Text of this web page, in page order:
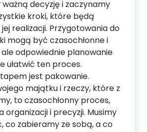
decyzję i zaczynamy
kroki, które będą
realizacji. Przygotowania do
mogą być czasochłonne i
odpowiednie planowanie
ułatwić ten proces.
jest pakowanie.
majątku i rzeczy, które z
to czasochłonny proces,
organizacji i precyzji. Musimy
co zabieramy ze sobą, a co